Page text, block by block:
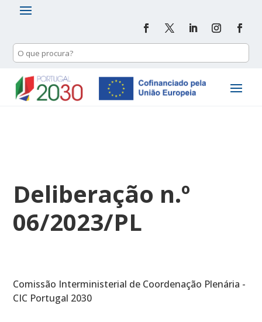
Deliberação n.º
06/2023/PL
Comissão Interministerial de Coordenação Plenária -
CIC Portugal 2030